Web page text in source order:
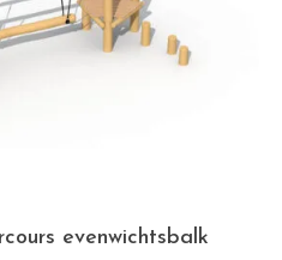
evenwichtsbalk